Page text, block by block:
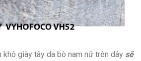
khô giày tây da bò nam nữ trên dây sẽ